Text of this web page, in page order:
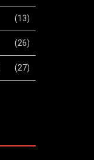
(13)
(26)
(27)